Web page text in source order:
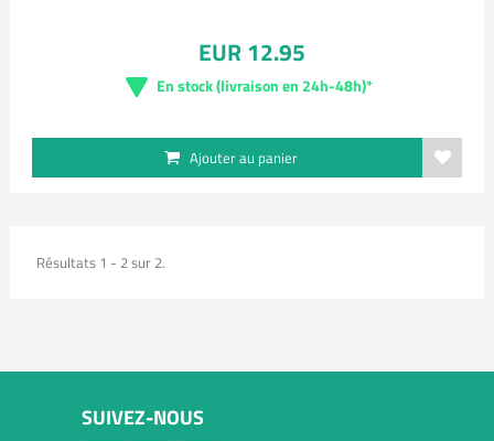
EUR 12.95
En stock (livraison en 24h-48h)*
Ajouter au panier
Résultats 1 - 2 sur 2.
SUIVEZ-NOUS